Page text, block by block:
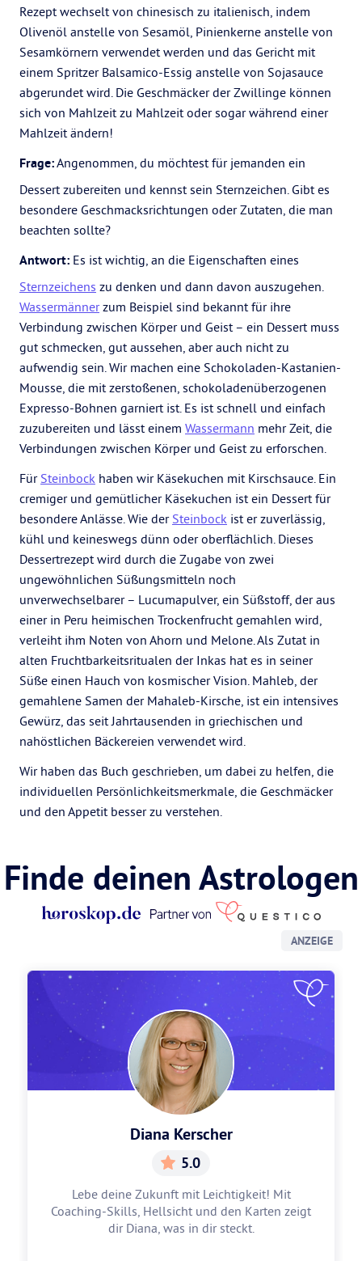
Rezept wechselt von chinesisch zu italienisch, indem
Olivenöl anstelle von Sesamöl, Pinienkerne anstelle von
Sesamkörnern verwendet werden und das Gericht mit
einem Spritzer Balsamico-Essig anstelle von Sojasauce
abgerundet wird. Die Geschmäcker der Zwillinge können
sich von Mahlzeit zu Mahlzeit oder sogar während einer
Mahlzeit ändern!
Frage:Angenommen, du möchtest für jemanden ein
Dessert zubereiten und kennst sein Sternzeichen. Gibt es
besondere Geschmacksrichtungen oder Zutaten, die man
beachten sollte?
Antwort: Es ist wichtig, an die Eigenschaften eines
Sternzeichens zu denken und dann davon auszugehen.
Wassermännerzum Beispiel sind bekannt für ihre
Verbindung zwischen Körper und Geist – ein Dessert muss
gut schmecken, gut aussehen, aber auch nicht zu
aufwendig sein. Wir machen eine Schokoladen-Kastanien-
Mousse, die mit zerstoßenen, schokoladenüberzogenen
Expresso-Bohnen garniert ist. Es ist schnell und einfach
zuzubereiten und lässt einem Wassermann mehr Zeit, die
Verbindungen zwischen Körper und Geist zu erforschen.
Für Steinbock haben wir Käsekuchen mit Kirschsauce. Ein
cremiger und gemütlicher Käsekuchen ist ein Dessert für
besondere Anlässe. Wie der Steinbock ist er zuverlässig,
kühl und keineswegs dünn oder oberflächlich. Dieses
Dessertrezept wird durch die Zugabe von zwei
ungewöhnlichen Süßungsmitteln noch
unverwechselbarer – Lucumapulver, ein Süßstoff, der aus
einer in Peru heimischen Trockenfrucht gemahlen wird,
verleiht ihm Noten von Ahorn und Melone. Als Zutat in
alten Fruchtbarkeitsritualen der Inkas hat es in seiner
Süße einen Hauch von kosmischer Vision. Mahleb, der
gemahlene Samen der Mahaleb-Kirsche, ist ein intensives
Gewürz, das seit Jahrtausenden in griechischen und
nahöstlichen Bäckereien verwendet wird.
Wir haben das Buch geschrieben, um dabei zu helfen, die
individuellen Persönlichkeitsmerkmale, die Geschmäcker
und den Appetit besser zu verstehen.
Finde deinen Astrologen
ANZEIGE
Diana Kerscher
5.0
Lebe deine Zukunft mit Leichtigkeit! Mit
Coaching-Skills, Hellsicht und den Karten zeigt
dir Diana, was in dir steckt.